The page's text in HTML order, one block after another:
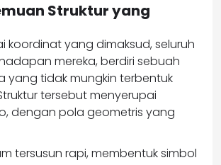
Struktur yang
koordinat yang dimaksud, seluruh
mereka, berdiri sebuah
yang tidak mungkin terbentuk
tersebut menyerupai
dengan pola geometris yang
tersusun rapi, membentuk simbol